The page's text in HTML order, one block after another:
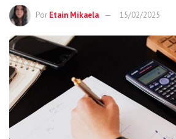
Por Etain Mikaela 15/02/2025